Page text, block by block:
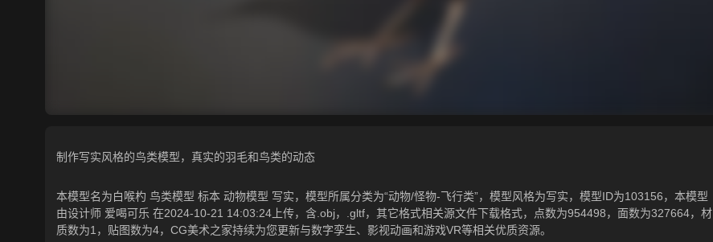
制作写实风格的鸟类模型，真实的羽毛和鸟类的动态
本模型名为白喉杓 鸟类模型 标本 动物模型 写实，模型所属分类为“动物/怪物-飞行类”，模型风格为写实，模型ID为103156，本模型
由设计师 爱喝可乐 在2024-10-21 14:03:24上传，含.obj，.gltf，其它格式相关源文件下载格式，点数为954498，面数为327664，材
质数为1，贴图数为4，CG美术之家持续为您更新与数字孪生、影视动画和游戏VR等相关优质资源。